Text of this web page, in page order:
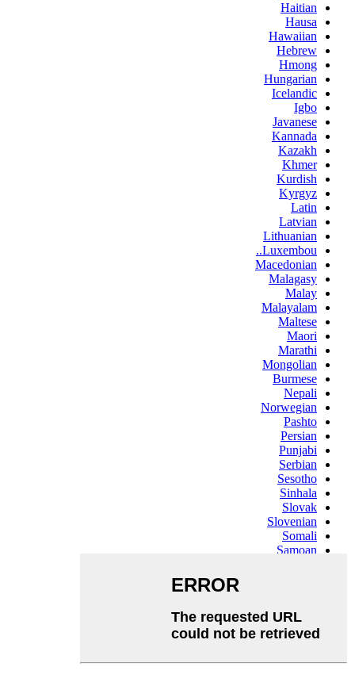
Haitian
Hausa
Hawaiian
Hebrew
Hmong
Hungarian
Icelandic
Igbo
Javanese
Kannada
Kazakh
Khmer
Kurdish
Kyrgyz
Latin
Latvian
Lithuanian
Luxembou..
Macedonian
Malagasy
Malay
Malayalam
Maltese
Maori
Marathi
Mongolian
Burmese
Nepali
Norwegian
Pashto
Persian
Punjabi
Serbian
Sesotho
Sinhala
Slovak
Slovenian
Somali
Samoan
Swahili
Tajik
Telugu